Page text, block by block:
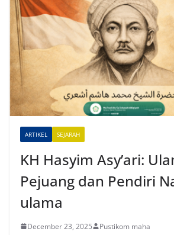
t
v
ARTIKEL SEJARAH
KH Hasyim Asy’ari:
Pejuang dan Pendiri
ulama
December 23, 2025 Pustikom maha